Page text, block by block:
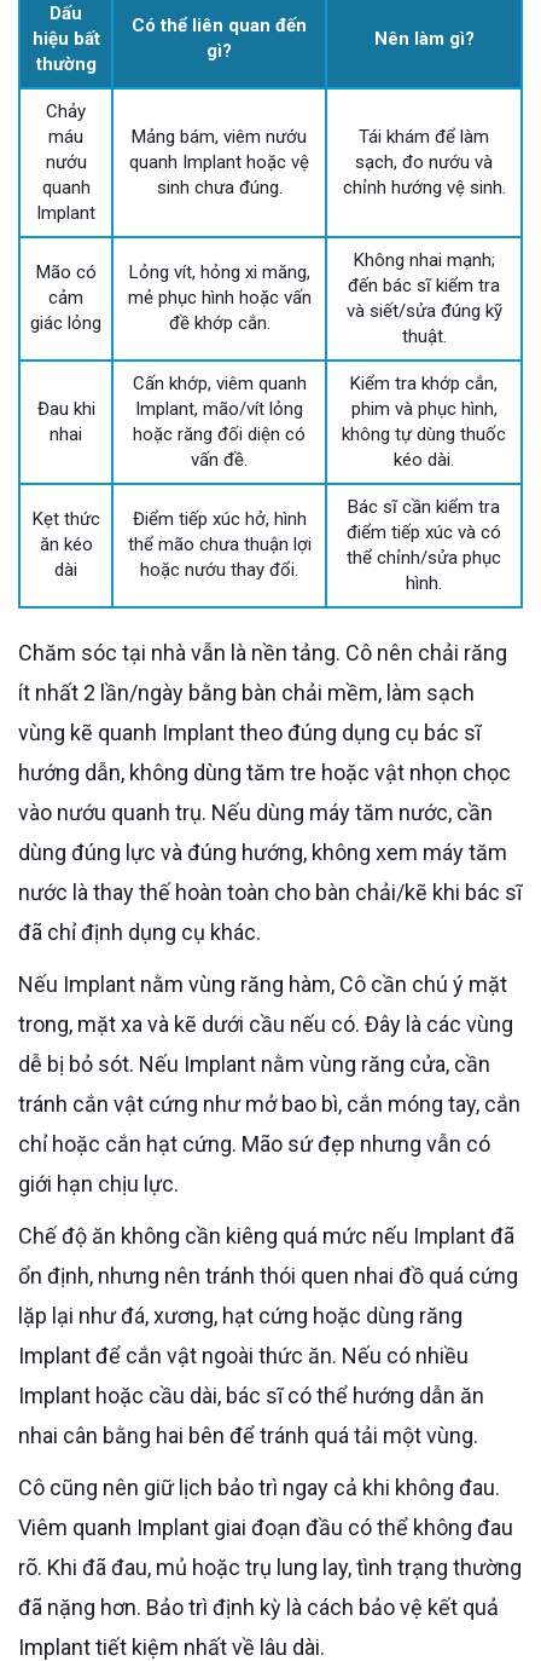
Dấu
hiệu bất
thường
Có thể liên quan đến
gì?
Nên làm gì?
Chảy
máu
nướu
quanh
Implant
Mảng bám, viêm nướu
quanh Implant hoặc vệ
sinh chưa đúng.
Tái khám để làm
sạch, đo nướu và
chỉnh hướng vệ sinh.
Mão có
cảm
giác lỏng
Lỏng vít, hỏng xi măng,
mẻ phục hình hoặc vấn
đề khớp cắn.
Không nhai mạnh;
đến bác sĩ kiểm tra
và siết/sửa đúng kỹ
thuật.
Đau khi
nhai
Cấn khớp, viêm quanh
Implant, mão/vít lỏng
hoặc răng đối diện có
vấn đề.
Kiểm tra khớp cắn,
phim và phục hình,
không tự dùng thuốc
kéo dài.
Kẹt thức
ăn kéo
dài
Điểm tiếp xúc hở, hình
thể mão chưa thuận lợi
hoặc nướu thay đổi.
Bác sĩ cần kiểm tra
điểm tiếp xúc và có
thể chỉnh/sửa phục
hình.
Chăm sóc tại nhà vẫn là nền tảng. Cô nên chải răng
ít nhất 2 lần/ngày bằng bàn chải mềm, làm sạch
vùng kẽ quanh Implant theo đúng dụng cụ bác sĩ
hướng dẫn, không dùng tăm tre hoặc vật nhọn chọc
vào nướu quanh trụ. Nếu dùng máy tăm nước, cần
dùng đúng lực và đúng hướng, không xem máy tăm
nước là thay thế hoàn toàn cho bàn chải/kẽ khi bác sĩ
đã chỉ định dụng cụ khác.
Nếu Implant nằm vùng răng hàm, Cô cần chú ý mặt
trong, mặt xa và kẽ dưới cầu nếu có. Đây là các vùng
dễ bị bỏ sót. Nếu Implant nằm vùng răng cửa, cần
tránh cắn vật cứng như mở bao bì, cắn móng tay, cắn
chỉ hoặc cắn hạt cứng. Mão sứ đẹp nhưng vẫn có
giới hạn chịu lực.
Chế độ ăn không cần kiêng quá mức nếu Implant đã
ổn định, nhưng nên tránh thói quen nhai đồ quá cứng
lặp lại như đá, xương, hạt cứng hoặc dùng răng
Implant để cắn vật ngoài thức ăn. Nếu có nhiều
Implant hoặc cầu dài, bác sĩ có thể hướng dẫn ăn
nhai cân bằng hai bên để tránh quá tải một vùng.
Cô cũng nên giữ lịch bảo trì ngay cả khi không đau.
Viêm quanh Implant giai đoạn đầu có thể không đau
rõ. Khi đã đau, mủ hoặc trụ lung lay, tình trạng thường
đã nặng hơn. Bảo trì định kỳ là cách bảo vệ kết quả
Implant tiết kiệm nhất về lâu dài.